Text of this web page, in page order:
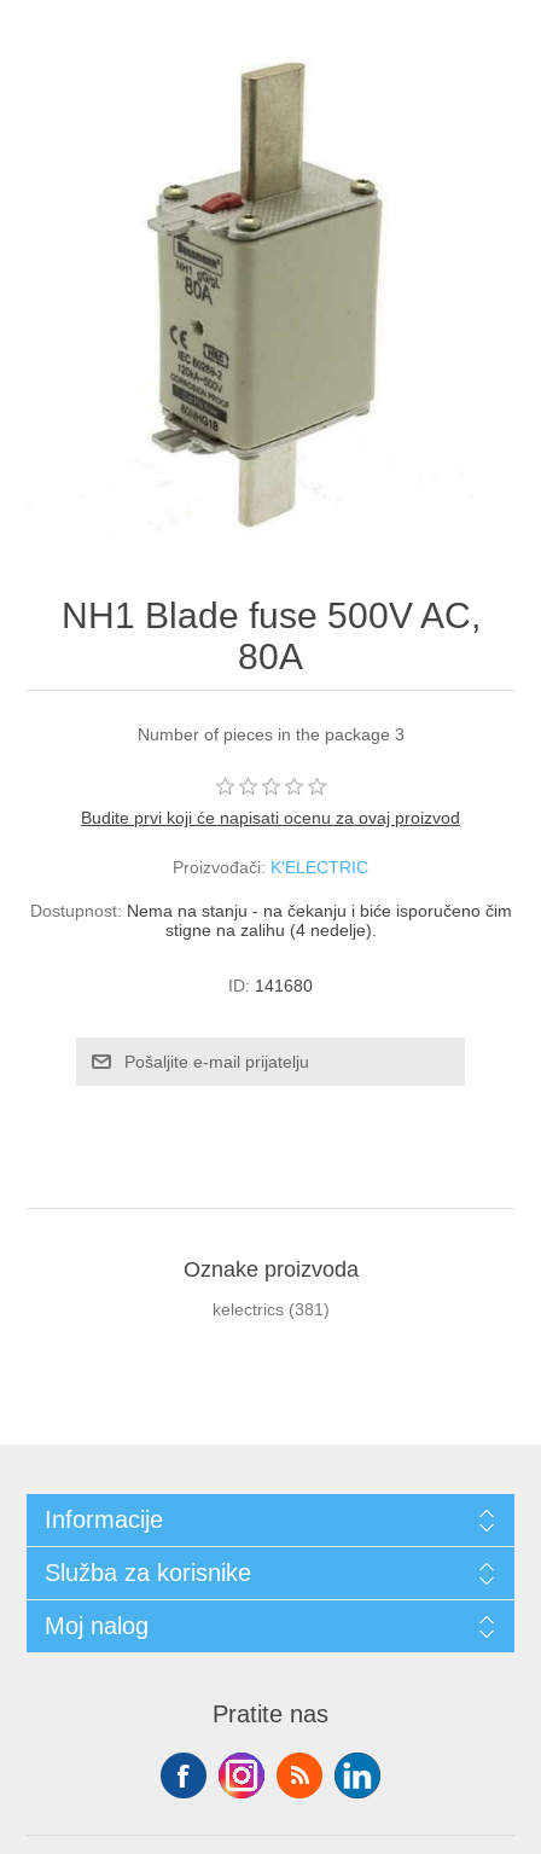
NH1 Blade fuse 500V AC,
80A
Number of pieces in the package 3
Budite prvi koji će napisati ocenu za ovaj proizvod
Proizvođači: K'ELECTRIC
Dostupnost: Nema na stanju - na čekanju i biće isporučeno čim
stigne na zalihu (4 nedelje).
ID: 141680
Oznake proizvoda
kelectrics (381)
Informacije
Služba za korisnike
Moj nalog
Pratite nas